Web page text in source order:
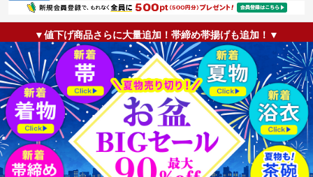
▼値下げ商品さらに大量追加！帯締め帯揚げも追加！▼